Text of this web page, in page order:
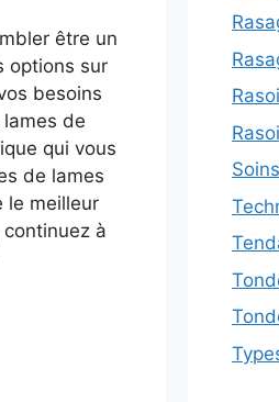
être un
options sur
besoins
de
qui vous
de lames
le meilleur
à